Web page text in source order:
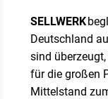
SELLWERK
Deutschland
sind
für die großen
Mittelstand